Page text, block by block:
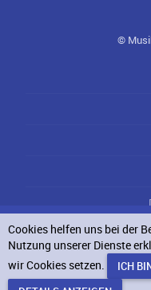
©
Cookies helfen uns bei der
Nutzung unserer Dienste
wir Cookies setzen.